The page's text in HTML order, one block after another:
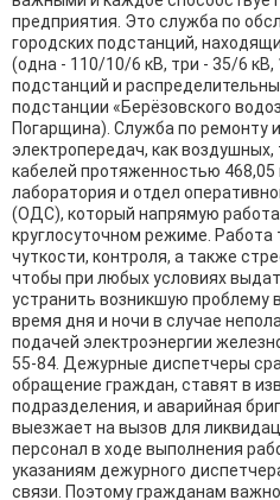
предприятия. Это служба по
городских подстанций,
(одна - 110/10/6 кВ, три - 35/6
подстанций и
подстанции «Берёзовского
Погарщина). Служба по ремонту
электропередач, как
кабелей протяженностью
лаборатория и отдел
(ОДС), который напрямую
круглосуточном режиме. Работа
чуткости, контроля, а также
чтобы при любых условиях
устранить возникшую проблему
время дня и ночи в случае
подачей электроэнергии
55-84. Дежурные диспетчеры
обращение граждан, ставят в
подразделения, и аварийная
выезжает на вызов для
персонал в ходе выполнения
указаниям дежурного
связи. Поэтому гражданам